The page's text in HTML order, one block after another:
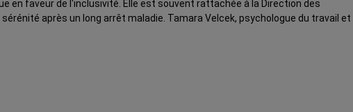
en faveur de l'inclusivité. Elle est souvent rattachée à la Direction des